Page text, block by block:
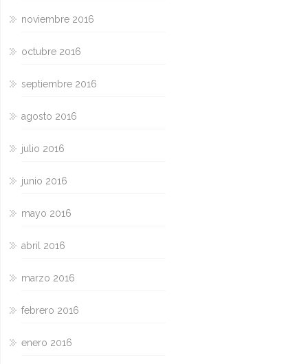
noviembre 2016
octubre 2016
septiembre 2016
agosto 2016
julio 2016
junio 2016
mayo 2016
abril 2016
marzo 2016
febrero 2016
enero 2016